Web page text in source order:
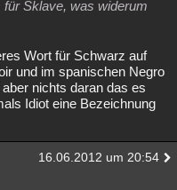
Sklave, was widerum
Wort für Schwarz auf
und im spanischen Negro
nichts daran das es
Idiot eine Bezeichnung
16.06.2012 um 20:54